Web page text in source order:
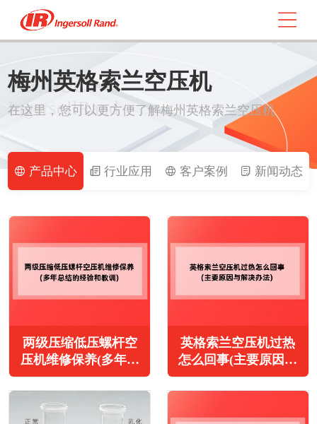
PRODUCT
IngersollRand
梅州英格索兰空压机
在这里，您可以更方便了解梅州英格索兰空压机
产品中心 行业应用 客户案例 新闻动态
两级压缩低压螺杆空
压机维修保养(多年总
结的经验和教训)
英格索兰空压机过热
怎么回事(主要原因与
解决办法)